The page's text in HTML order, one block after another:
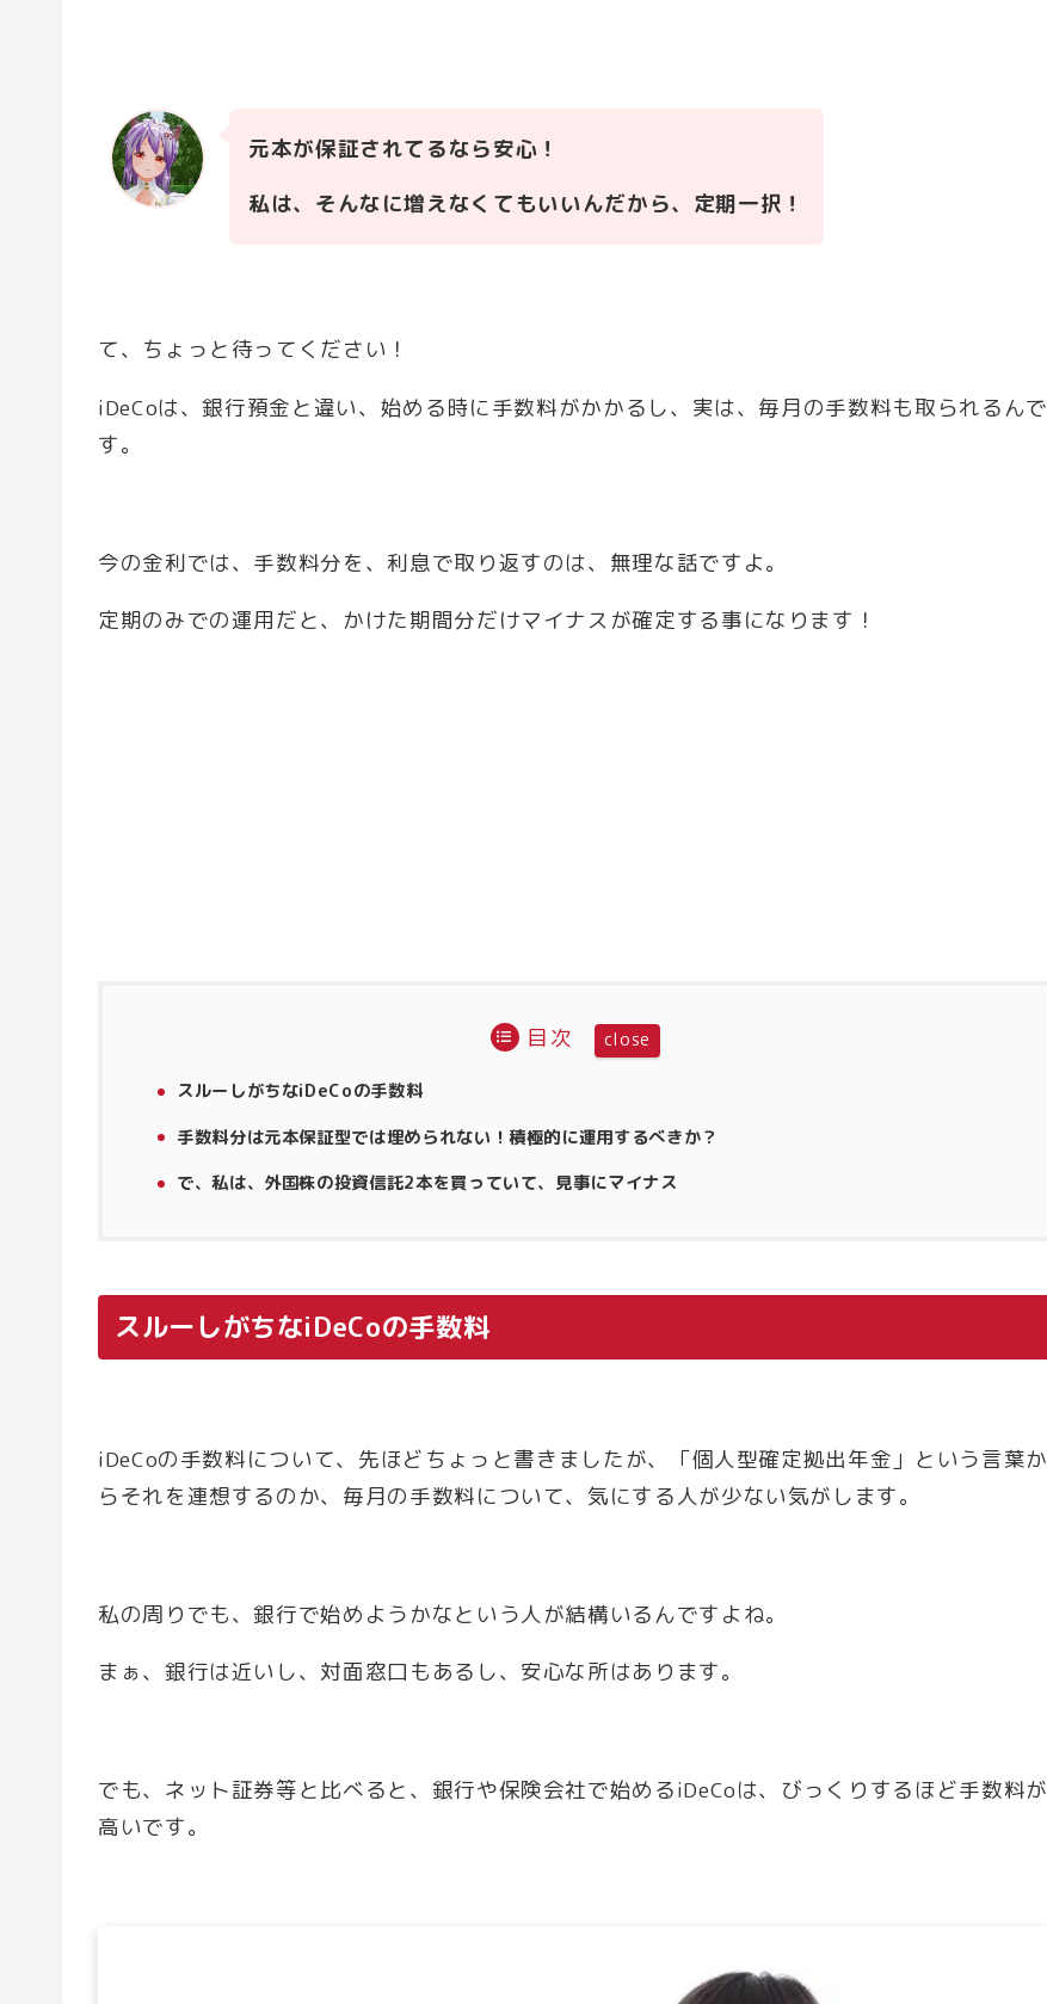
元本が保証されてるなら安心！
私は、そんなに増えなくてもいいんだから、定期一択！
て、ちょっと待ってください！
iDeCoは、銀行預金と違い、始める時に手数料がかかるし、実は、毎月の手数料も取られるんで
す。
今の金利では、手数料分を、利息で取り返すのは、無理な話ですよ。
定期のみでの運用だと、かけた期間分だけマイナスが確定する事になります！
目次
スルーしがちなiDeCoの手数料
手数料分は元本保証型では埋められない！積極的に運用するべきか？
で、私は、外国株の投資信託2本を買っていて、見事にマイナス
スルーしがちなiDeCoの手数料
iDeCoの手数料について、先ほどちょっと書きましたが、「個人型確定拠出年金」という言葉か
らそれを連想するのか、毎月の手数料について、気にする人が少ない気がします。
私の周りでも、銀行で始めようかなという人が結構いるんですよね。
まぁ、銀行は近いし、対面窓口もあるし、安心な所はあります。
でも、ネット証券等と比べると、銀行や保険会社で始めるiDeCoは、びっくりするほど手数料が
高いです。